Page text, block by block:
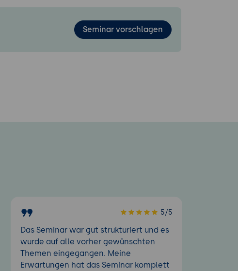
Seminar vorschlagen
5/5
Das Seminar war gut strukturiert und es
wurde auf alle vorher gewünschten
Themen eingegangen. Meine
Erwartungen hat das Seminar komplett